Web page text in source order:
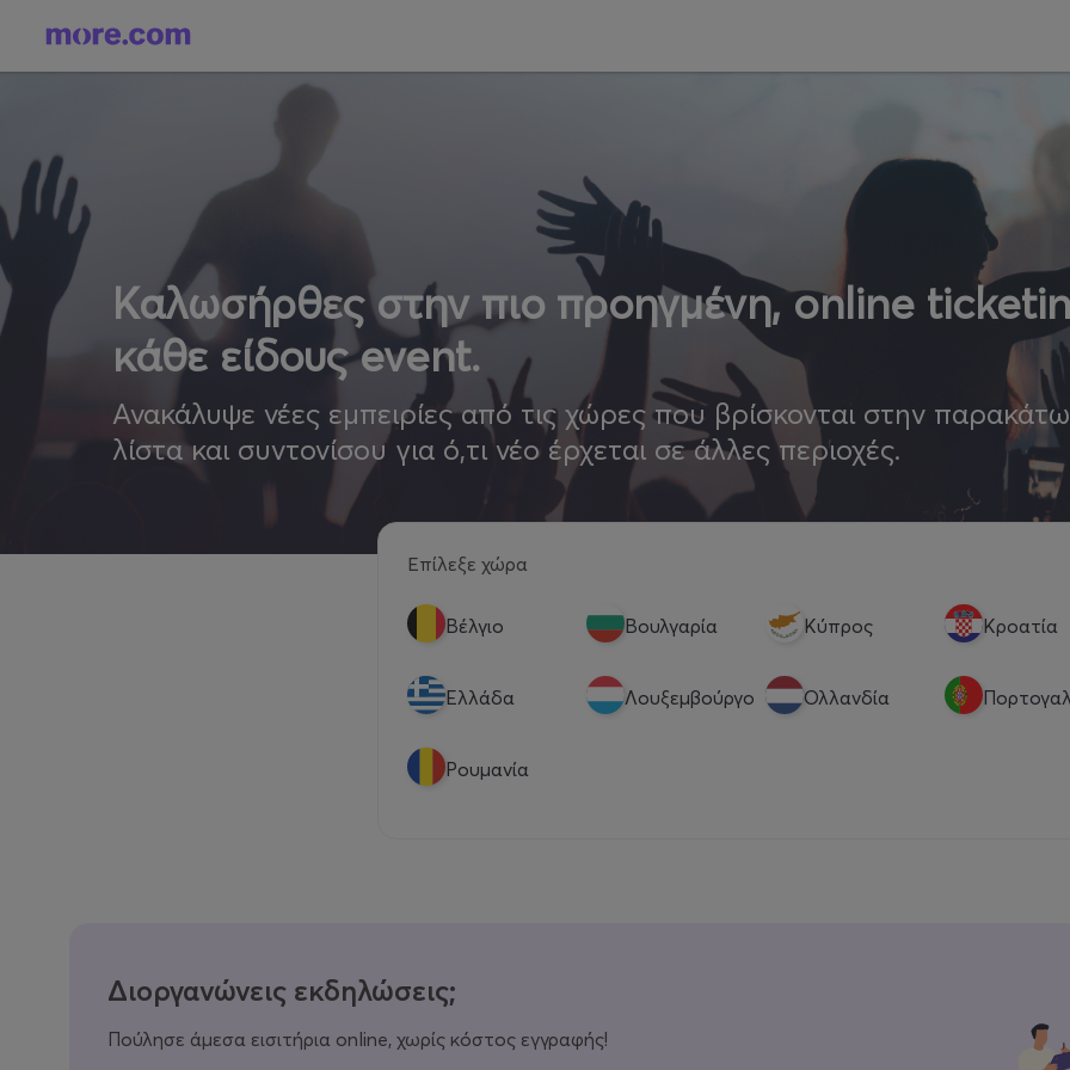
Καλωσήρθες στην πιο προηγμένη, online
κάθε είδους event.
Ανακάλυψε νέες εμπειρίες από τις χώρες που βρίσκονται στην παρακάτω
λίστα και συντονίσου για ό,τι νέο έρχεται σε άλλες περιοχές.
Επίλεξε χώρα
Βέλγιο Βουλγαρία Κύπρος Κροατία
Eλλάδα Λουξεμβούργο Ολλανδία
Ρουμανία
Διοργανώνεις εκδηλώσεις;
Πούλησε άμεσα εισιτήρια online, χωρίς κόστος εγγραφής!